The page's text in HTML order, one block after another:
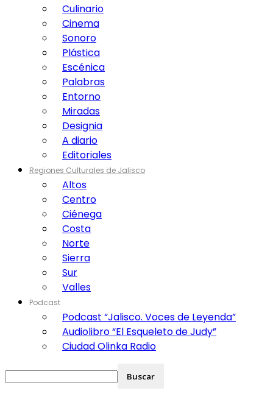
Culinario
Cinema
Sonoro
Plástica
Escénica
Palabras
Entorno
Miradas
Designia
A diario
Editoriales
Regiones Culturales de Jalisco
Altos
Centro
Ciénega
Costa
Norte
Sierra
Sur
Valles
Podcast
Podcast “Jalisco. Voces de Leyenda”
Audiolibro “El Esqueleto de Judy”
Ciudad Olinka Radio